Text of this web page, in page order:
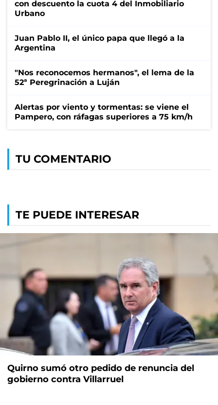
con descuento la cuota 4 del Inmobiliario
Urbano
Juan Pablo II, el único papa que llegó a la
Argentina
"Nos reconocemos hermanos", el lema de la
52ª Peregrinación a Luján
Alertas por viento y tormentas: se viene el
Pampero, con ráfagas superiores a 75 km/h
TU COMENTARIO
TE PUEDE INTERESAR
Quirno sumó otro pedido de renuncia del
gobierno contra Villarruel